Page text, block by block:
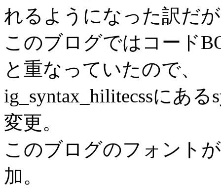
れるようになった訳だ
このブログではコード
と重なっていたので、
ig_syntax_hilitecssにある
変更。
このブログのフォント
加。